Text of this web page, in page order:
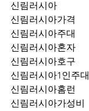
신림러시아
신림러시아가격
신림러시아주대
신림러시아혼자
신림러시아호구
신림러시아1인주대
신림러시아홈런
신림러시아가성비